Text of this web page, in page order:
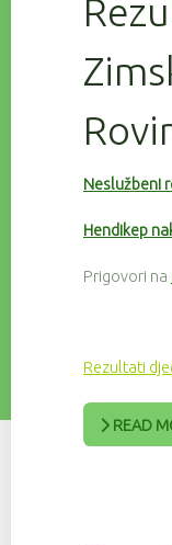
Neslužbeni
Hendikep
Prigovori na
Rezultati
READ